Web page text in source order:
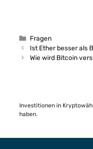
Kategorien
Fragen
Ist Ether besser als
Wie wird Bitcoin
Investitionen in
haben.